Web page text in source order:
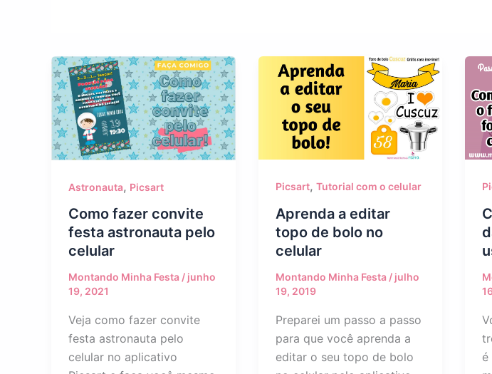
Astronauta, Picsart
Como fazer convite
festa astronauta pelo
celular
Montando Minha Festa / junho
19, 2021
Veja como fazer convite
festa astronauta pelo
celular no aplicativo
Picsart, Tutorial com o celular
Aprenda a editar
topo de bolo no
celular
Montando Minha Festa / julho
19, 2019
Preparei um passo a passo
para que você aprenda a
editar o seu topo de bolo
é